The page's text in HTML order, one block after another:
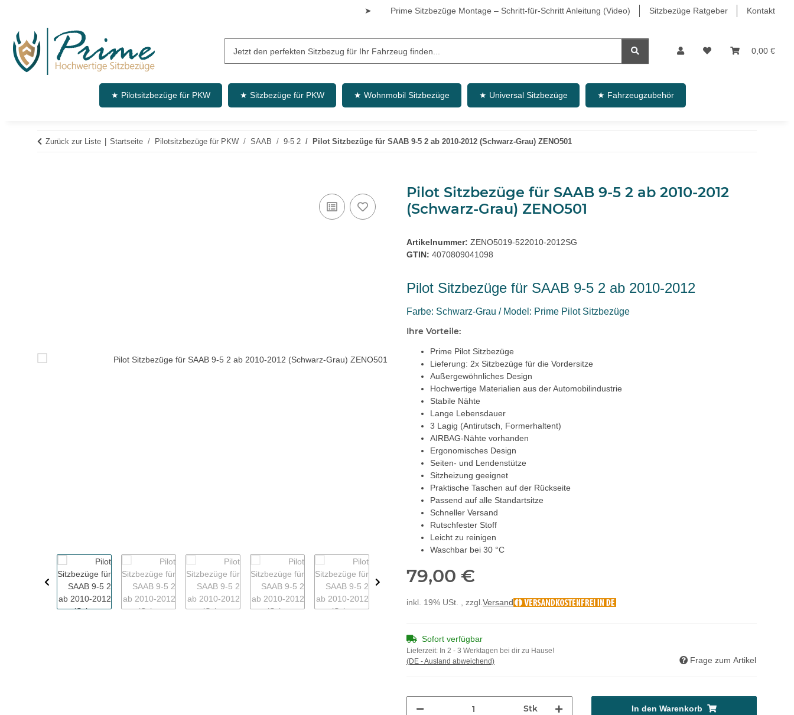
Prime Sitzbezüge Montage – Schritt-für-Schritt Anleitung (Video) Sitzbezüge Ratgeber Kontakt
➤
0,00 €
★ Pilotsitzbezüge für PKW ★ Sitzbezüge für PKW ★ Wohnmobil Sitzbezüge ★ Universal Sitzbezüge ★ Fahrzeugzubehör
Zurück zur Liste Startseite Pilotsitzbezüge für PKW SAAB 9-5 2 Pilot Sitzbezüge für SAAB 9-5 2 ab 2010-2012 (Schwarz-Grau) ZENO501
Pilot Sitzbezüge für SAAB 9-5 2 ab 2010-2012
(Schwarz-Grau) ZENO501
Artikelnummer: ZENO5019-522010-2012SG
GTIN: 4070809041098
Pilot Sitzbezüge für SAAB 9-5 2 ab 2010-2012
Farbe: Schwarz-Grau / Model: Prime Pilot Sitzbezüge
Ihre Vorteile:
Prime Pilot Sitzbezüge
Lieferung: 2x Sitzbezüge für die Vordersitze
Außergewöhnliches Design
Hochwertige Materialien aus der Automobilindustrie
Stabile Nähte
Lange Lebensdauer
3 Lagig (Antirutsch, Formerhaltent)
AIRBAG-Nähte vorhanden
Ergonomisches Design
Seiten- und Lendenstütze
Sitzheizung geeignet
Praktische Taschen auf der Rückseite
Passend auf alle Standartsitze
Schneller Versand
Rutschfester Stoff
Leicht zu reinigen
Waschbar bei 30 °C
79,00 €
inkl. 19% USt. , zzgl.Versand
Sofort verfügbar
Lieferzeit: In 2 - 3 Werktagen bei dir zu Hause!
(DE - Ausland abweichend)
Frage zum Artikel
Stk In den Warenkorb